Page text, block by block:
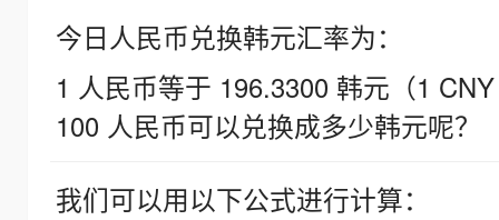
今日人民币兑换韩元汇率为：
1 人民币等于 196.3300 韩元（1
100 人民币可以兑换成多少韩元呢？
我们可以用以下公式进行计算：